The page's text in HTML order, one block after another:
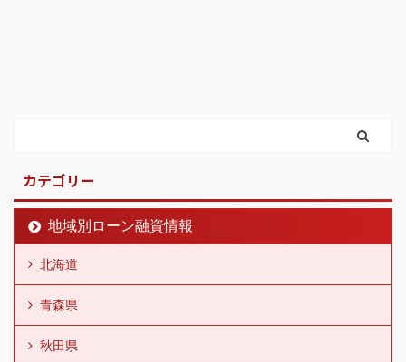
カテゴリー
地域別ローン融資情報
北海道
青森県
秋田県